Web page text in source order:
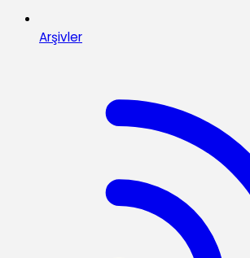
Arşivler